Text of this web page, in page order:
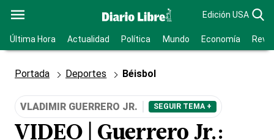
Edición USA
Última Hora Actualidad Política Mundo Economía
Portada Deportes Béisbol
VLADIMIR GUERRERO JR. SEGUIR TEMA +
VIDEO | Guerrero Jr.: